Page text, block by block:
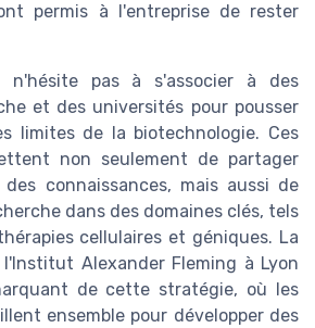
permis à l'entreprise de rester
n'hésite pas à s'associer à des
et des universités pour pousser
limites de la biotechnologie. Ces
non seulement de partager
connaissances, mais aussi de
dans des domaines clés, tels
cellulaires et géniques. La
Alexander Fleming à Lyon
de cette stratégie, où les
ensemble pour développer des